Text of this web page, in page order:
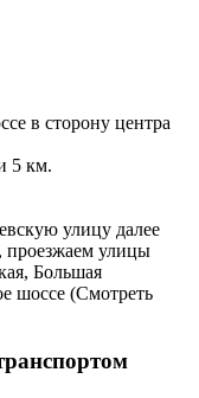
в сторону центра
5 км.
улицу далее
проезжаем улицы
Большая
шоссе (Смотреть